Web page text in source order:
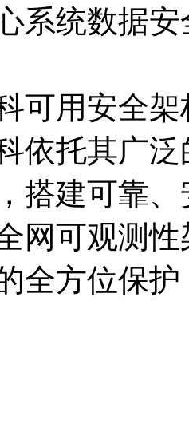
系统数据安
可用安全架
依托其广
搭建可靠
全网可观测
全方位保护